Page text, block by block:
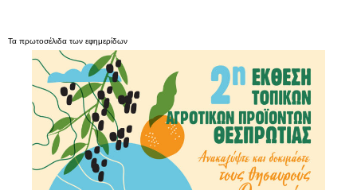
Τα πρωτοσέλιδα των εφημερίδων